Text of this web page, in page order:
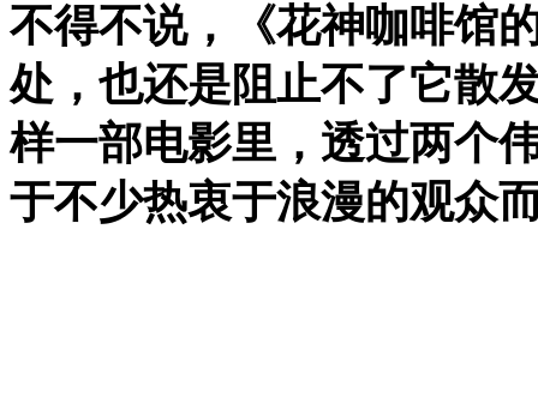
不得不说，
《花神咖啡馆
处，也还是阻止不了它散
样一部电影里，透过两个
于不少热衷于浪漫的观众